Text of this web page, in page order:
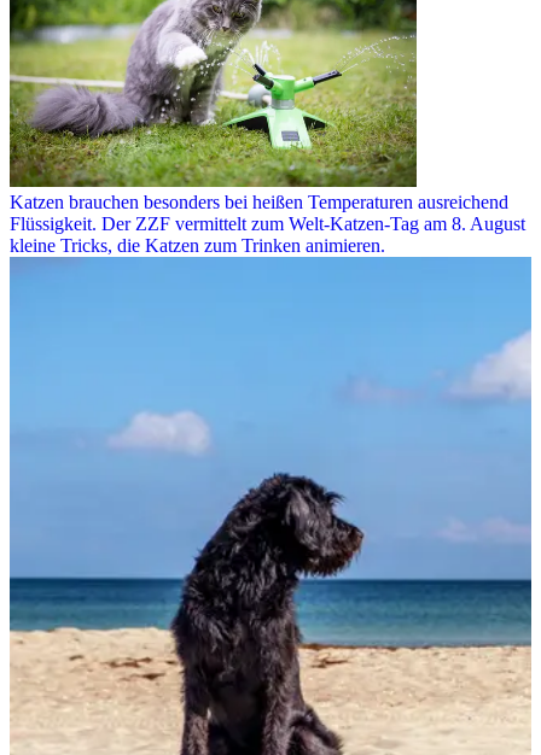
Katzen brauchen besonders bei heißen Temperaturen ausreichend
Flüssigkeit. Der ZZF vermittelt zum Welt-Katzen-Tag am 8. August
kleine Tricks, die Katzen zum Trinken animieren.